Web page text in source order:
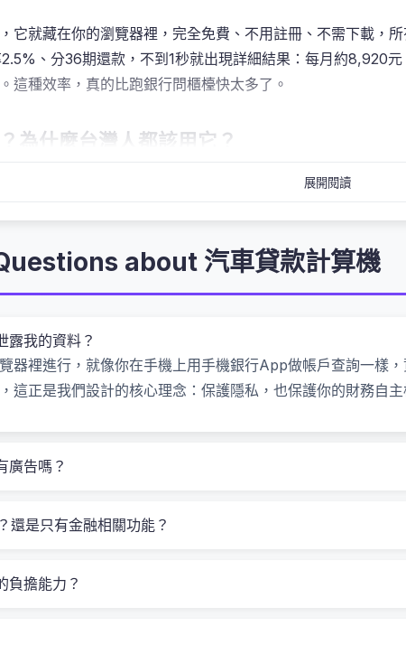
它就藏在你的瀏覽器裡，完全免費、不用註冊、不需下載
2.5%、分36期還款，不到1秒就出現詳細結果：每月約
這種效率，真的比跑銀行問櫃檯快太多了。
為什麼台灣人都該用它？
接執行的線上計算工具，專門為想買車的朋友設計。只要輸
你中了幾個？
」，卻忽略了三個重要問題：
似低月付，其實長期下來反而更貴）
，導致第一年月付壓力太大，後來只好調整成較長年限，才慢
真實發生在台灣人的身上
展開閱讀
about 汽車貸款計算機
露我的資料？
器裡進行，就像你在手機上用手機銀行App做帳戶查詢一
這正是我們設計的核心理念：保護隱私，也保護你的財務自主
廣告嗎？
還是只有金融相關功能？
負擔能力？